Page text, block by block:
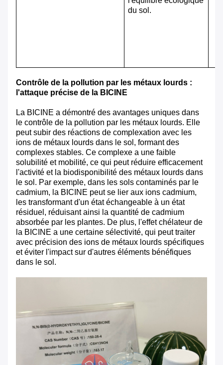
du sol.
Contrôle de la pollution par les métaux lourds :
l'attaque précise de la BICINE
La BICINE a démontré des avantages uniques dans
le contrôle de la pollution par les métaux lourds. Elle
peut subir des réactions de complexation avec les
ions de métaux lourds dans le sol, formant des
complexes stables. Ce complexe a une faible
solubilité et mobilité, ce qui peut réduire efficacement
l'activité et la biodisponibilité des métaux lourds dans
le sol. Par exemple, dans les sols contaminés par le
cadmium, la BICINE peut se lier aux ions cadmium,
les transformant d'un état échangeable à un état
résiduel, réduisant ainsi la quantité de cadmium
absorbée par les plantes. De plus, l'effet chélateur de
la BICINE a une certaine sélectivité, qui peut traiter
avec précision des ions de métaux lourds spécifiques
et éviter l'impact sur d'autres éléments bénéfiques
dans le sol.